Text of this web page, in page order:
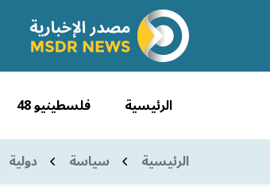
الرئيسية فلسطينيو 48
الرئيسية سياسة دولية